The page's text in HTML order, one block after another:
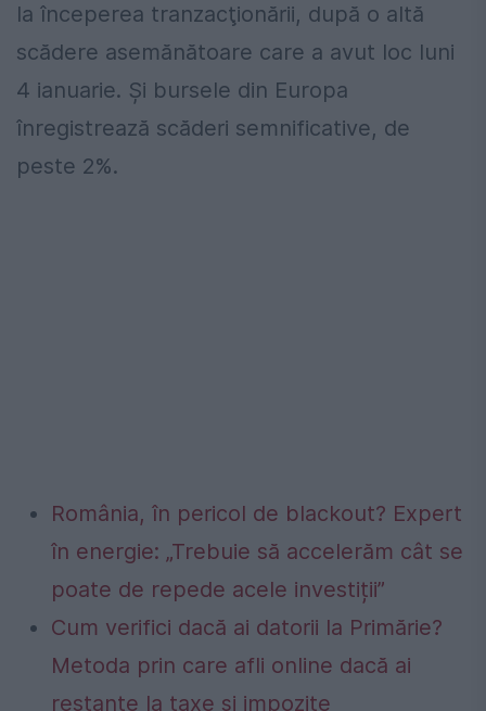
la începerea tranzacţionării, după o altă
scădere asemănătoare care a avut loc luni
4 ianuarie. Şi bursele din Europa
înregistrează scăderi semnificative, de
peste 2%.
România, în pericol de blackout? Expert
în energie: „Trebuie să accelerăm cât se
poate de repede acele investiții”
Cum verifici dacă ai datorii la Primărie?
Metoda prin care afli online dacă ai
restanțe la taxe și impozite